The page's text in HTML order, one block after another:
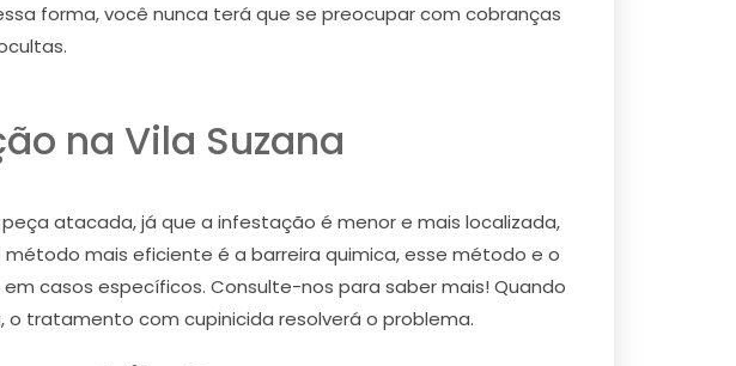
forma, você nunca terá que se preocupar com cobranças
na Vila Suzana
atacada, já que a infestação é menor e mais localizada,
mais eficiente é a barreira quimica, esse método e o
casos específicos. Consulte-nos para saber mais! Quando
o tratamento com cupinicida resolverá o problema.